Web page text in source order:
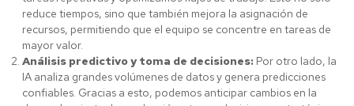
reduce tiempos, sino que también mejora la asignación de
recursos, permitiendo que el equipo se concentre en tareas de
mayor valor.
Análisis predictivo y toma de decisiones: Por otro lado, la
IA analiza grandes volúmenes de datos y genera predicciones
confiables. Gracias a esto, podemos anticipar cambios en la